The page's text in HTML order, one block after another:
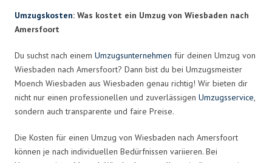
Umzugskosten: Was kostet ein Umzug von Wiesbaden nach
Amersfoort
Du suchst nach einem Umzugsunternehmen für deinen Umzug von
Wiesbaden nach Amersfoort? Dann bist du bei Umzugsmeister
Moench Wiesbaden aus Wiesbaden genau richtig! Wir bieten dir
nicht nur einen professionellen und zuverlässigen Umzugsservice,
sondern auch transparente und faire Preise.
Die Kosten für einen Umzug von Wiesbaden nach Amersfoort
können je nach individuellen Bedürfnissen variieren. Bei